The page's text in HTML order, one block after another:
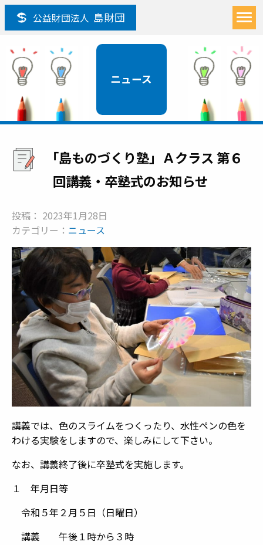
公益財団法人 島財団
ニュース
「島ものづくり塾」Ａクラス 第６
回講義・卒塾式のお知らせ
投稿： 2023年1月28日
カテゴリー： ニュース
講義では、色のスライムをつくったり、水性ペンの色を
わける実験をしますので、楽しみにして下さい。
なお、講義終了後に卒塾式を実施します。
１ 年月日等
令和５年２月５日（日曜日）
講義 午後１時から３時